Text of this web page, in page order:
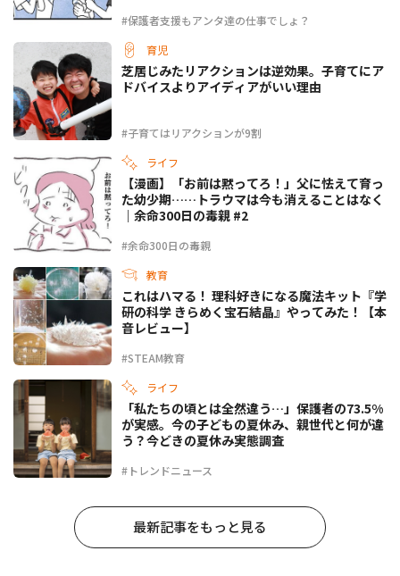
#保護者支援もアンタ達の仕事でしょ？
育児
#子育てはリアクションが9割
芝居じみたリアクションは逆効果。子育てにア
ドバイスよりアイディアがいい理由
ライフ
#余命300日の毒親
【漫画】「お前は黙ってろ！」父に怯えて育っ
た幼少期……トラウマは今も消えることはなく
｜余命300日の毒親 #2
教育
#STEAM教育
これはハマる！ 理科好きになる魔法キット『学
研の科学 きらめく宝石結晶』やってみた！【本
音レビュー】
ライフ
#トレンドニュース
「私たちの頃とは全然違う…」保護者の73.5%
が実感。今の子どもの夏休み、親世代と何が違
う？今どきの夏休み実態調査
最新記事をもっと見る